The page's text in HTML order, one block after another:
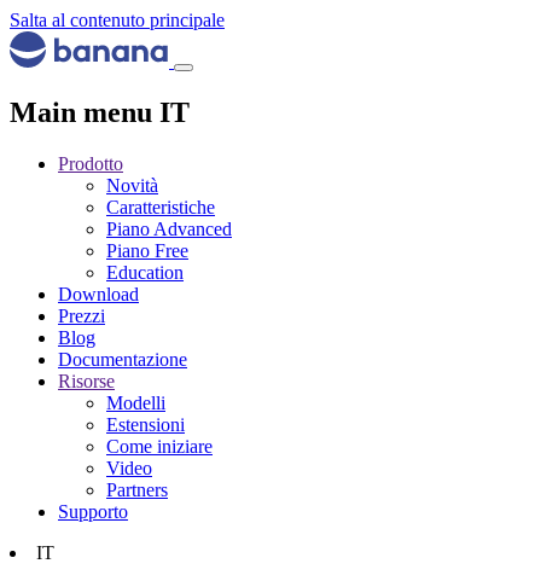
Salta al contenuto principale
Main menu IT
Prodotto
Novità
Caratteristiche
Piano Advanced
Piano Free
Education
Download
Prezzi
Blog
Documentazione
Risorse
Modelli
Estensioni
Come iniziare
Video
Partners
Supporto
IT